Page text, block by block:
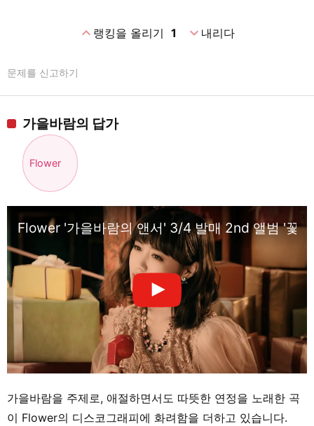
expand_less랭킹을 올리기 1 expand_more내리다
문제를 신고하기
가을바람의 답가
Flower
Flower '가을바람의 앤서' 3/4 발매 2nd 앨범 '꽃
가을바람을 주제로, 애절하면서도 따뜻한 연정을 노래한 곡
이 Flower의 디스코그래피에 화려함을 더하고 있습니다.